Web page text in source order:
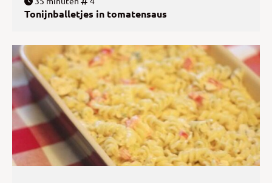
Tonijnballetjes in tomatensaus